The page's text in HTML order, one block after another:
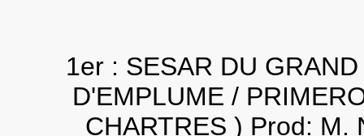
1er : SESAR DU
D'EMPLUME /
CHARTRES ) Prod: M.